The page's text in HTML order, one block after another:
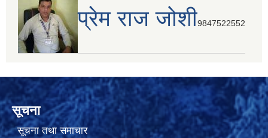
प्रेम राज जोशी9847522552
सूचना
सूचना तथा समाचार